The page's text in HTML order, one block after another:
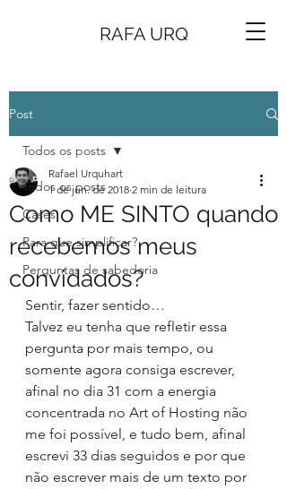
RAFA URQ
Post
Todos os posts
Cases
Para que simplificar?
Perguntas de sabedoria
Todos os posts
Como ME SINTO quando
recebemos meus
convidados?
Rafael Urquhart
1 de jun. de 2018 2 min de leitura
Sentir, fazer sentido…
Talvez eu tenha que refletir essa
pergunta por mais tempo, ou
somente agora consiga escrever,
afinal no dia 31 com a energia
concentrada no Art of Hosting não
me foi possível, e tudo bem, afinal
escrevi 33 dias seguidos e por que
não escrever mais de um texto por